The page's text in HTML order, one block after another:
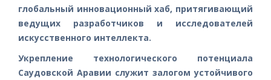
глобальный инновационный хаб, притягивающий
ведущих разработчиков и исследователей
искусственного интеллекта.
Укрепление технологического потенциала
Саудовской Аравии служит залогом устойчивого